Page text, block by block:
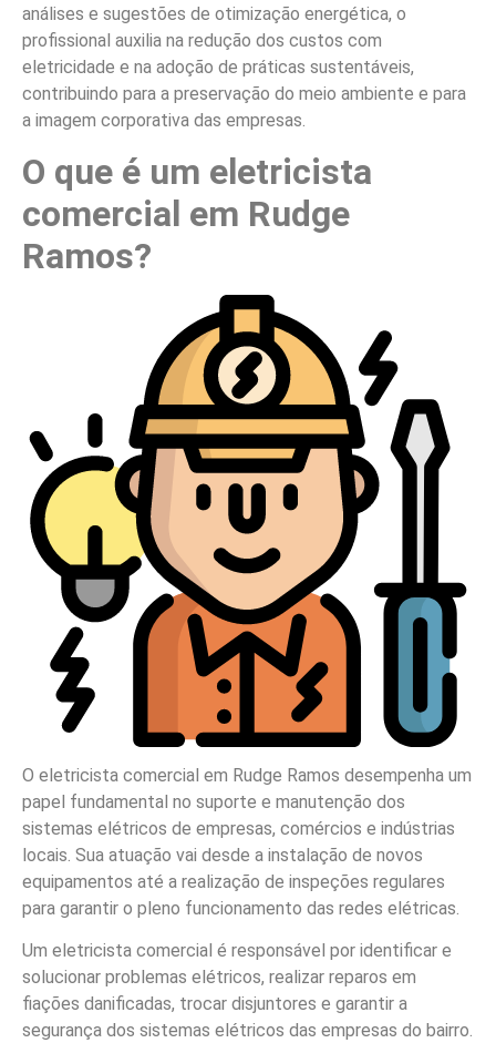
análises e sugestões de otimização energética, o
profissional auxilia na redução dos custos com
eletricidade e na adoção de práticas sustentáveis,
contribuindo para a preservação do meio ambiente e para
a imagem corporativa das empresas.
O que é um eletricista
comercial em Rudge
Ramos?
O eletricista comercial em Rudge Ramos desempenha um
papel fundamental no suporte e manutenção dos
sistemas elétricos de empresas, comércios e indústrias
locais. Sua atuação vai desde a instalação de novos
equipamentos até a realização de inspeções regulares
para garantir o pleno funcionamento das redes elétricas.
Um eletricista comercial é responsável por identificar e
solucionar problemas elétricos, realizar reparos em
fiações danificadas, trocar disjuntores e garantir a
segurança dos sistemas elétricos das empresas do bairro.